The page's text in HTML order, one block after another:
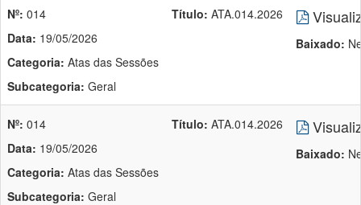
Nº: 014
Data: 19/05/2026
Categoria: Atas das Sessões
Subcategoria: Geral
Título: ATA.014.2026
Baixado:
Nº: 014
Data: 19/05/2026
Categoria: Atas das Sessões
Subcategoria: Geral
Título: ATA.014.2026
Baixado: